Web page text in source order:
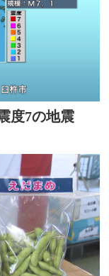
度7の地震